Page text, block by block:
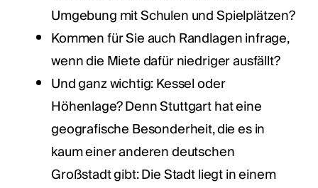
Umgebung mit Schulen und Spielplätzen?
Kommen für Sie auch Randlagen infrage,
wenn die Miete dafür niedriger ausfällt?
Und ganz wichtig: Kessel oder
Höhenlage? Denn Stuttgart hat eine
geografische Besonderheit, die es in
kaum einer anderen deutschen
Großstadt gibt: Die Stadt liegt in einem